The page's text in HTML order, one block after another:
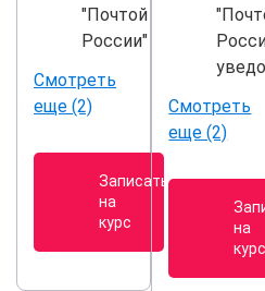
"Почтой
России"
Смотреть
еще (2)
Записаться
на
курс
Смотреть
еще (2)
на
курс